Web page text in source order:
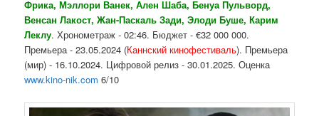
Фрика, Мэллори Ванек, Ален Шаба, Бенуа Пульворд,
Венсан Лакост, Жан-Паскаль Зади, Элоди Буше, Карим
Леклу. Хронометраж - 02:46. Бюджет - €32 000 000.
Премьера - 23.05.2024 (Каннский кинофестиваль). Премьера
(мир) - 16.10.2024. Цифровой релиз - 30.01.2025. Оценка
www.kino-nik.com 6/10